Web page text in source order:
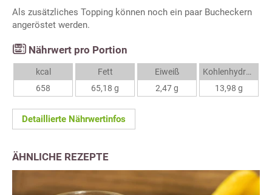
Als zusätzliches Topping können noch ein paar Bucheckern
angeröstet werden.
Nährwert pro Portion
kcal
658
Fett
65,18 g
Eiweiß
2,47 g
Kohlenhydrate
13,98 g
Detaillierte Nährwertinfos
ÄHNLICHE REZEPTE